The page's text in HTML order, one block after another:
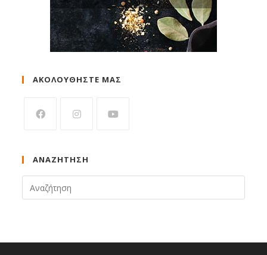
ΑΚΟΛΟΥΘΗΣΤΕ ΜΑΣ
ΑΝΑΖΉΤΗΣΗ